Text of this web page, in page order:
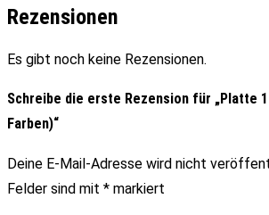
Rezensionen
Es gibt noch keine Rezensionen.
Schreibe die erste Rezension für „Platte
Farben)“
Deine E-Mail-Adresse wird nicht
Felder sind mit * markiert